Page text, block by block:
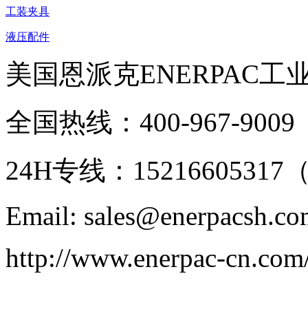
工装夹具
液压配件
美国恩派克ENERPAC工
全国热线：400-967-9009
24H专线：15216605317
Email:
http://www.enerpac-